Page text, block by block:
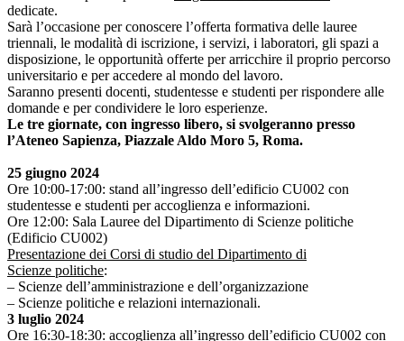
dedicate.
Sarà l’occasione per conoscere l’offerta formativa delle lauree
triennali, le modalità di iscrizione, i servizi, i laboratori, gli spazi a
disposizione, le opportunità offerte per arricchire il proprio percorso
universitario e per accedere al mondo del lavoro.
Saranno presenti docenti, studentesse e studenti per rispondere alle
domande e per condividere le loro esperienze.
Le tre giornate, con ingresso libero, si svolgeranno presso
l’Ateneo Sapienza, Piazzale Aldo Moro 5, Roma.
25 giugno 2024
Ore 10:00-17:00: stand all’ingresso dell’edificio CU002 con
studentesse e studenti per accoglienza e informazioni.
Ore 12:00: Sala Lauree del Dipartimento di Scienze politiche
(Edificio CU002)
Presentazione dei Corsi di studio del Dipartimento di
Scienze politiche:
– Scienze dell’amministrazione e dell’organizzazione
– Scienze politiche e relazioni internazionali.
3 luglio 2024
Ore 16:30-18:30: accoglienza all’ingresso dell’edificio CU002 con